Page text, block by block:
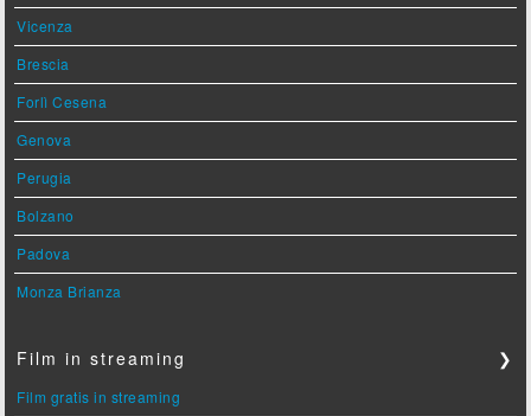
Vicenza
Brescia
Forlì Cesena
Genova
Perugia
Bolzano
Padova
Monza Brianza
Film in streaming ❯
Film gratis in streaming